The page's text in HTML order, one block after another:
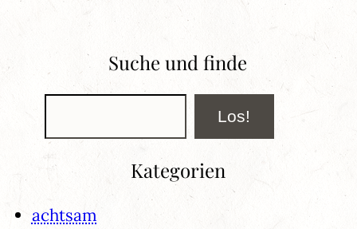
Suche und finde
Los!
Kategorien
achtsam